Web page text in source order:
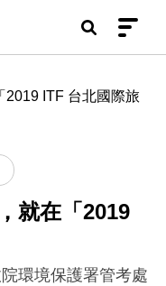
2019 ITF 台北國際旅
就在「2019
環境保護署管考處